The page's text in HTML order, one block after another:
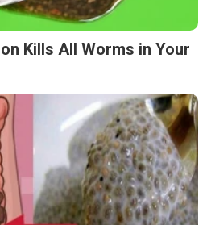
Kills All Worms in Your